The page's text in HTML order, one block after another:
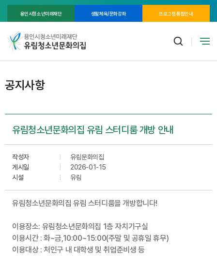
용인시청소년미래재단 생활체육/문화강좌 프로그램 통합안내
공지사항
유림청소년문화의집 유림 스터디룸 개방 안내
작성자
유림문화의집
게시일
2026-01-15
시설
유림
유림청소년문화의집 유림 스터디룸을 개방합니다!
이용장소: 유림청소년문화의집 1층 자치기구실
이용시간 : 화~금,10:00~15:00(주말 및 공휴일 휴무)
이용대상 : 처인구 내 대학생 및 취업준비생 등